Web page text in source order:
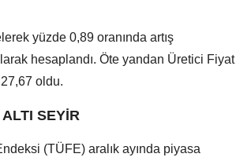
yüzde 0,89 oranında artış
hesaplandı. Öte yandan Üretici Fiyat
oldu.
SEYİR
(TÜFE) aralık ayında piyasa